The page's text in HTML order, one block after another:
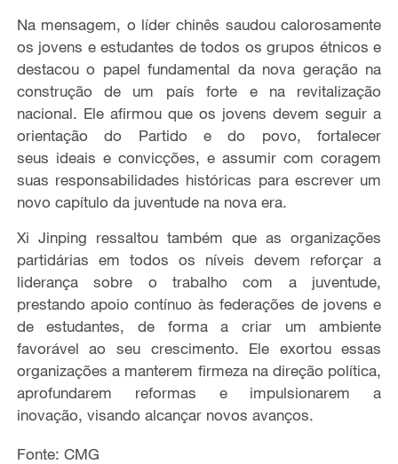
Na mensagem, o líder chinês saudou calorosamente
os jovens e estudantes de todos os grupos étnicos e
destacou o papel fundamental da nova geração na
construção de um país forte e na revitalização
nacional. Ele afirmou que os jovens devem seguir a
orientação do Partido e do povo, fortalecer
seus ideais e convicções, e assumir com coragem
suas responsabilidades históricas para escrever um
novo capítulo da juventude na nova era.
Xi Jinping ressaltou também que as organizações
partidárias em todos os níveis devem reforçar a
liderança sobre o trabalho com a juventude,
prestando apoio contínuo às federações de jovens e
de estudantes, de forma a criar um ambiente
favorável ao seu crescimento. Ele exortou essas
organizações a manterem firmeza na direção política,
aprofundarem reformas e impulsionarem a
inovação, visando alcançar novos avanços.
Fonte: CMG